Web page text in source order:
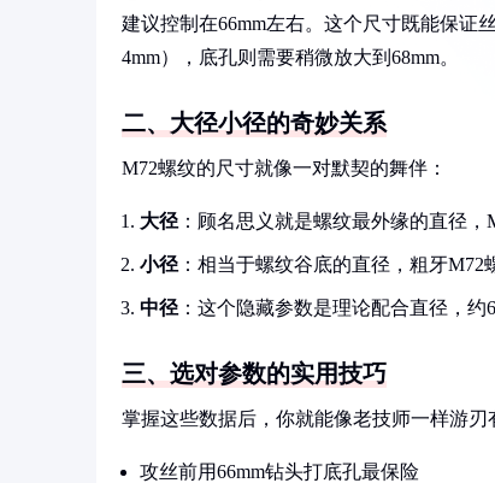
建议控制在66mm左右。这个尺寸既能保证
4mm），底孔则需要稍微放大到68mm。
二、大径小径的奇妙关系
M72螺纹的尺寸就像一对默契的舞伴：
大径 ：顾名思义就是螺纹最外缘的直径，
小径 ：相当于螺纹谷底的直径，粗牙M72
中径 ：这个隐藏参数是理论配合直径，约
三、选对参数的实用技巧
掌握这些数据后，你就能像老技师一样游刃
攻丝前用66mm钻头打底孔最保险